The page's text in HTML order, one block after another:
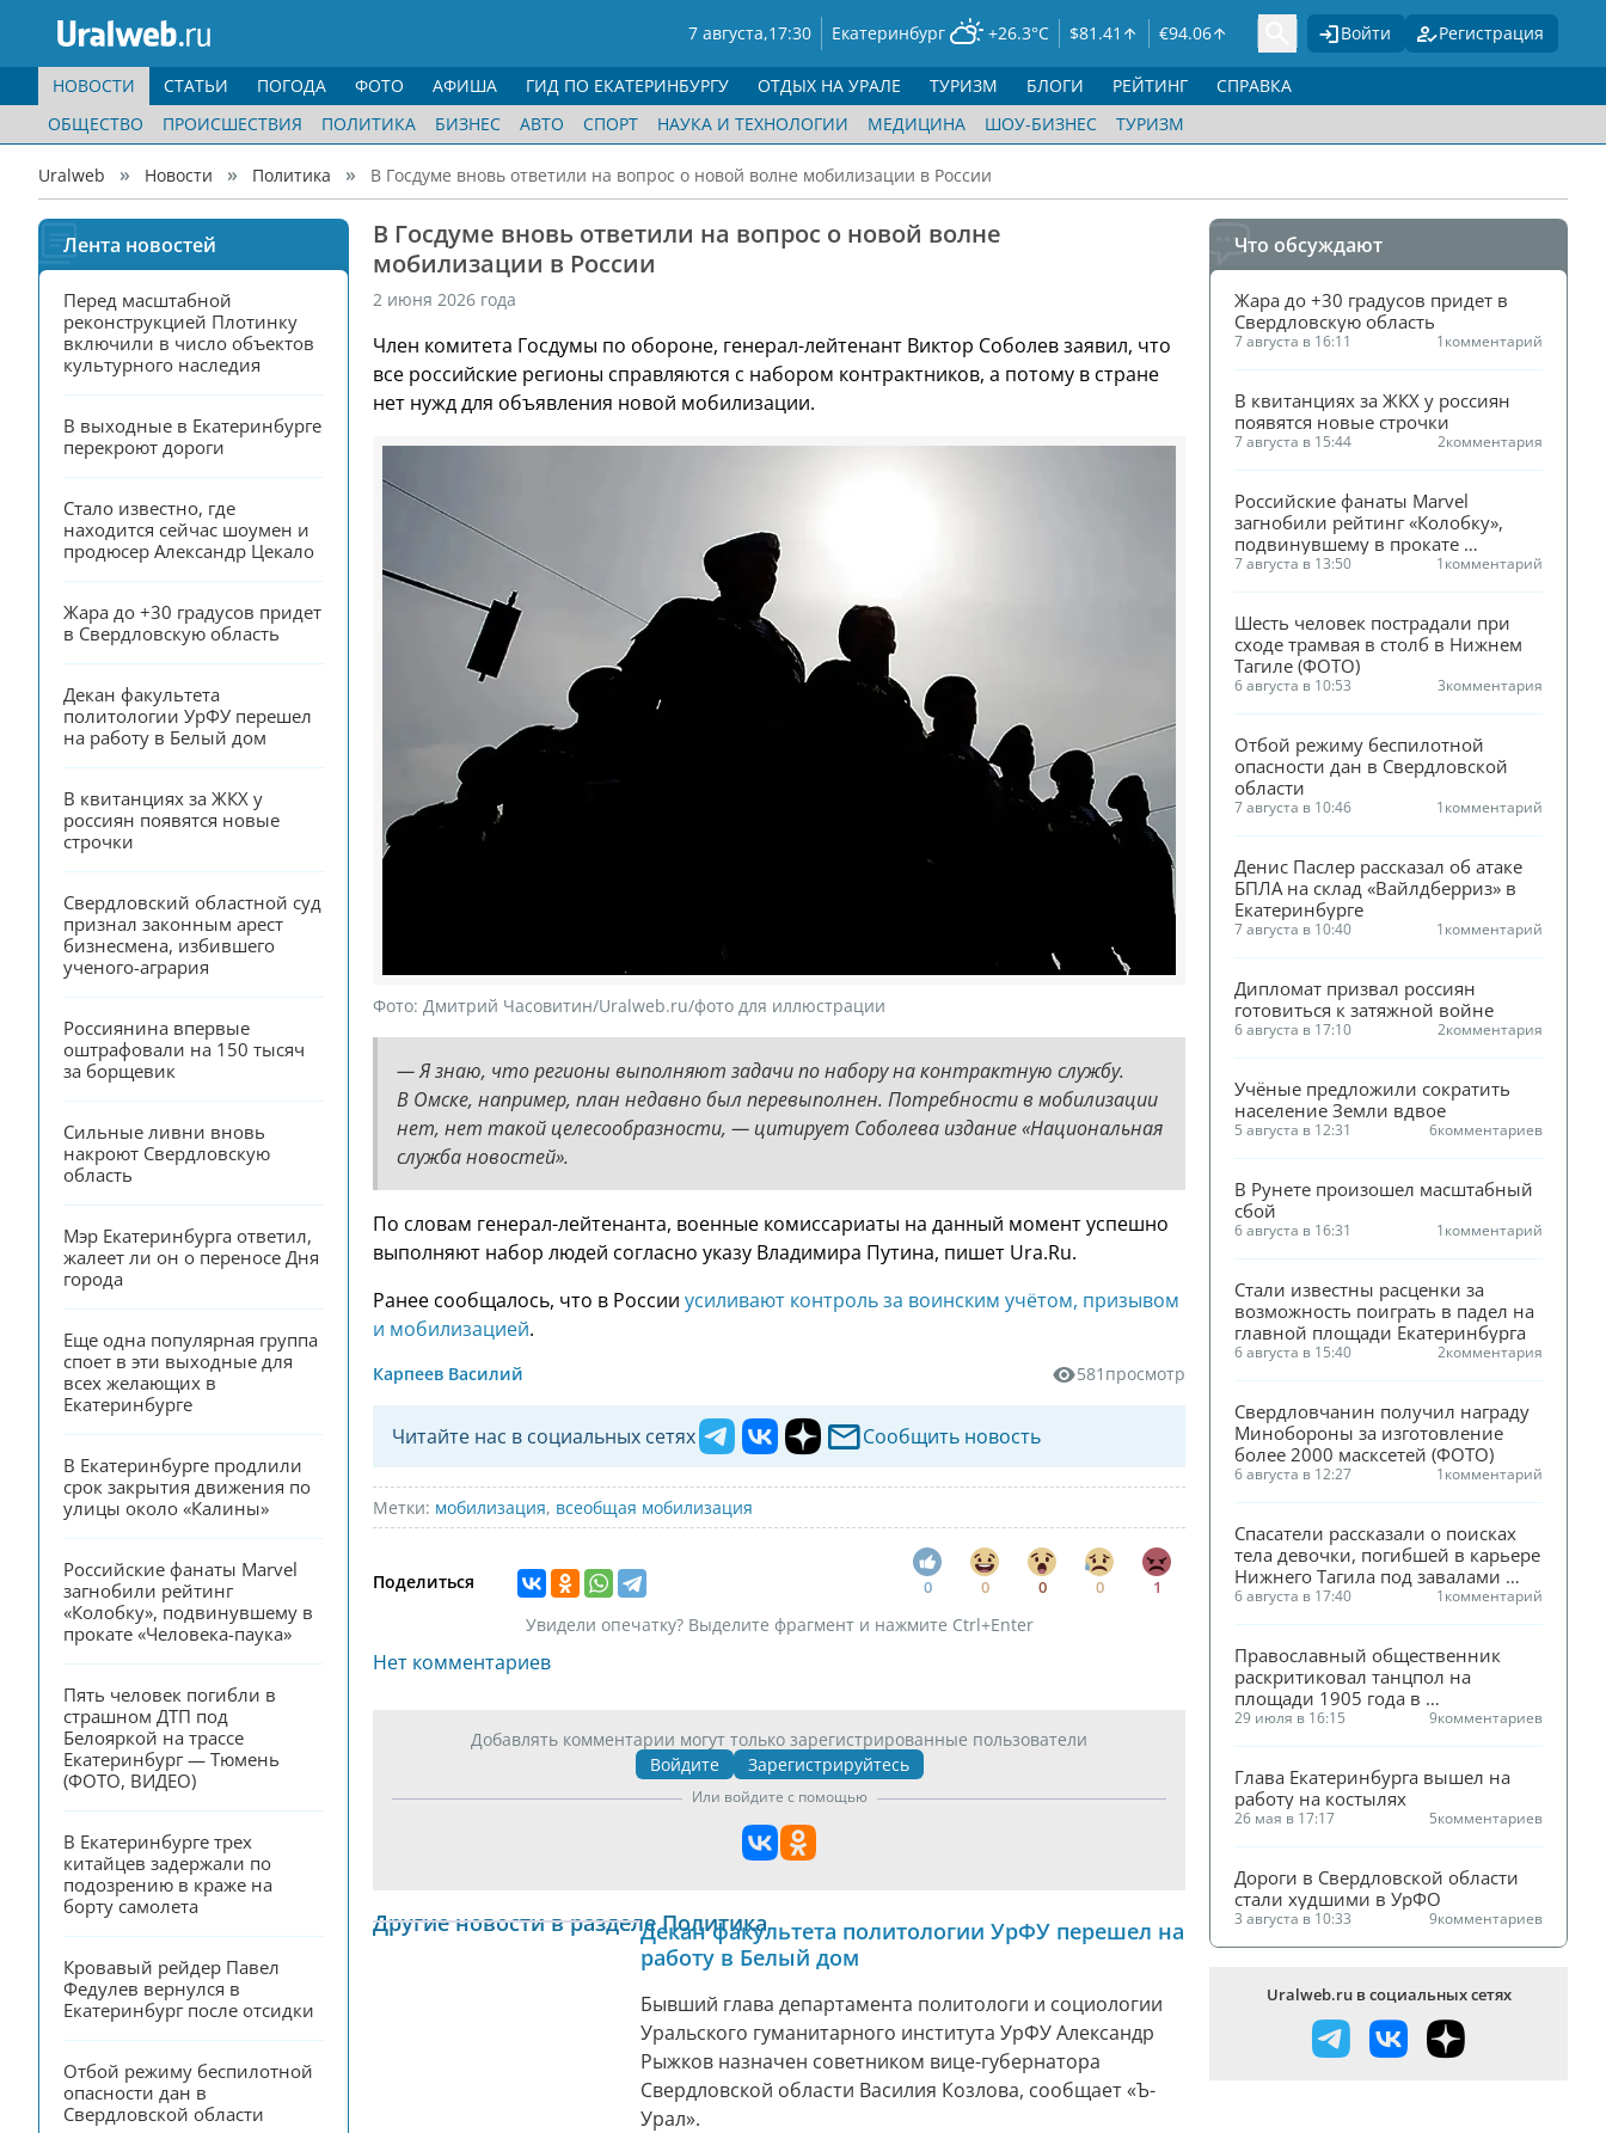
7 августа,17:30 Екатеринбург +26.3°C $81.41 €94.06 Войти Регистрация
НОВОСТИ
ОБЩЕСТВО
ПРОИСШЕСТВИЯ ПОЛИТИКА БИЗНЕС АВТО СПОРТ НАУКА И ТЕХНОЛОГИИ МЕДИЦИНА ШОУ-БИЗНЕС ТУРИЗМ
СТАТЬИ ПОГОДА ФОТО АФИША ГИД ПО ЕКАТЕРИНБУРГУ ОТДЫХ НА УРАЛЕ ТУРИЗМ БЛОГИ РЕЙТИНГ СПРАВКА
Uralweb Новости Политика В Госдуме вновь ответили на вопрос о новой волне мобилизации в России
Лента новостей
Перед масштабной
реконструкцией Плотинку
включили в число объектов
культурного наследия
В выходные в Екатеринбурге
перекроют дороги
Стало известно, где
находится сейчас шоумен и
продюсер Александр Цекало
Жара до +30 градусов придет
в Свердловскую область
Декан факультета
политологии УрФУ перешел
на работу в Белый дом
В квитанциях за ЖКХ у
россиян появятся новые
строчки
Свердловский областной суд
признал законным арест
бизнесмена, избившего
ученого-агрария
Россиянина впервые
оштрафовали на 150 тысяч
за борщевик
Сильные ливни вновь
накроют Свердловскую
область
Мэр Екатеринбурга ответил,
жалеет ли он о переносе Дня
города
Еще одна популярная группа
споет в эти выходные для
всех желающих в
Екатеринбурге
В Екатеринбурге продлили
срок закрытия движения по
улицы около «Калины»
Российские фанаты Marvel
загнобили рейтинг
«Колобку», подвинувшему в
прокате «Человека-паука»
Пять человек погибли в
страшном ДТП под
Белояркой на трассе
Екатеринбург — Тюмень
(ФОТО, ВИДЕО)
В Екатеринбурге трех
китайцев задержали по
подозрению в краже на
борту самолета
Кровавый рейдер Павел
Федулев вернулся в
Екатеринбург после отсидки
Отбой режиму беспилотной
опасности дан в
Свердловской области
В Госдуме вновь ответили на вопрос о новой волне
мобилизации в России
2 июня 2026 года
Член комитета Госдумы по обороне, генерал-лейтенант Виктор Соболев заявил, что
все российские регионы справляются с набором контрактников, а потому в стране
нет нужд для объявления новой мобилизации.
Фото: Дмитрий Часовитин/Uralweb.ru/фото для иллюстрации
— Я знаю, что регионы выполняют задачи по набору на контрактную службу.
В Омске, например, план недавно был перевыполнен. Потребности в мобилизации
нет, нет такой целесообразности, — цитирует Соболева издание «Национальная
служба новостей».
По словам генерал-лейтенанта, военные комиссариаты на данный момент успешно
выполняют набор людей согласно указу Владимира Путина, пишет Ura.Ru.
Ранее сообщалось, что в России усиливают контроль за воинским учётом, призывом
и мобилизацией.
Карпеев Василий 581 просмотр
Читайте нас в социальных сетях Сообщить новость
Метки: мобилизация, всеобщая мобилизация
Поделиться 0 0 0 0 1
Увидели опечатку? Выделите фрагмент и нажмите Ctrl+Enter
Нет комментариев
Добавлять комментарии могут только зарегистрированные пользователи
Войдите
Зарегистрируйтесь
Или войдите с помощью
Другие новости в разделе ПолитикаДекан факультета политологии УрФУ перешел на
работу в Белый дом
Бывший глава департамента политологи и социологии
Уральского гуманитарного института УрФУ Александр
Рыжков назначен советником вице-губернатора
Свердловской области Василия Козлова, сообщает «Ъ-
Урал».
Что обсуждают
Жара до +30 градусов придет в
Свердловскую область
7 августа в 16:11 1комментарий
В квитанциях за ЖКХ у россиян
появятся новые строчки
7 августа в 15:44 2комментария
Российские фанаты Marvel
загнобили рейтинг «Колобку»,
подвинувшему в прокате
«Человека-паука»
7 августа в 13:50 1комментарий
Шесть человек пострадали при
сходе трамвая в столб в Нижнем
Тагиле (ФОТО)
6 августа в 10:53 3комментария
Отбой режиму беспилотной
опасности дан в Свердловской
области
7 августа в 10:46 1комментарий
Денис Паслер рассказал об атаке
БПЛА на склад «Вайлдберриз» в
Екатеринбурге
7 августа в 10:40 1комментарий
Дипломат призвал россиян
готовиться к затяжной войне
6 августа в 17:10 2комментария
Учёные предложили сократить
население Земли вдвое
5 августа в 12:31 6комментариев
В Рунете произошел масштабный
сбой
6 августа в 16:31 1комментарий
Стали известны расценки за
возможность поиграть в падел на
главной площади Екатеринбурга
6 августа в 15:40 2комментария
Свердловчанин получил награду
Минобороны за изготовление
более 2000 масксетей (ФОТО)
6 августа в 12:27 1комментарий
Спасатели рассказали о поисках
тела девочки, погибшей в карьере
Нижнего Тагила под завалами
песка
6 августа в 17:40 1комментарий
Православный общественник
раскритиковал танцпол на
площади 1905 года в
Екатеринбурге
29 июля в 16:15 9комментариев
Глава Екатеринбурга вышел на
работу на костылях
26 мая в 17:17 5комментариев
Дороги в Свердловской области
стали худшими в УрФО
3 августа в 10:33 9комментариев
Uralweb.ru в социальных сетях